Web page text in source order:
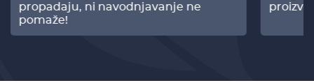
propadaju, ni navodnjavanje ne
pomaže!